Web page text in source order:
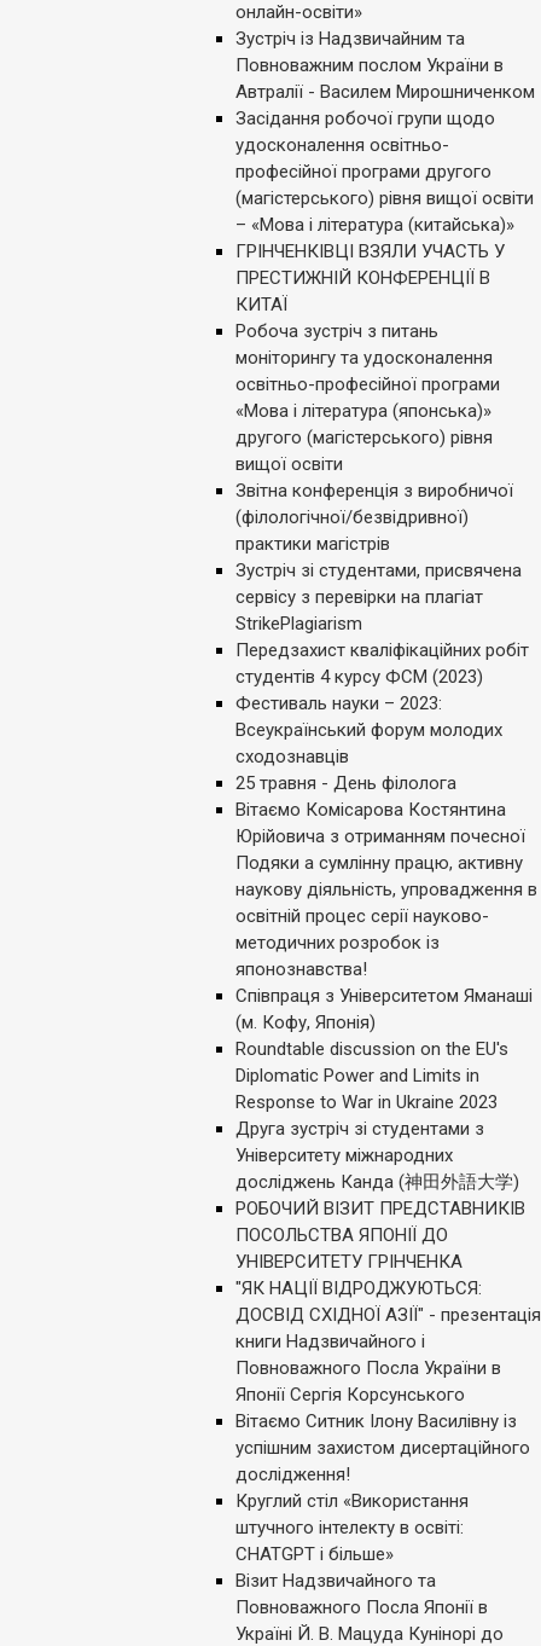
онлайн-освіти»
Зустріч із Надзвичайним та
Повноважним послом України в
Автралії - Василем Мирошниченком
Засідання робочої групи щодо
удосконалення освітньо-
професійної програми другого
(магістерського) рівня вищої освіти
– «Мова і література (китайська)»
ГРІНЧЕНКІВЦІ ВЗЯЛИ УЧАСТЬ У
ПРЕСТИЖНІЙ КОНФЕРЕНЦІЇ В
КИТАЇ
Робоча зустріч з питань
моніторингу та удосконалення
освітньо-професійної програми
«Мова і література (японська)»
другого (магістерського) рівня
вищої освіти
Звітна конференція з виробничої
(філологічної/безвідривної)
практики магістрів
Зустріч зі студентами, присвячена
сервісу з перевірки на плагіат
StrikePlagiarism
Передзахист кваліфікаційних робіт
студентів 4 курсу ФСМ (2023)
Фестиваль науки – 2023:
Всеукраїнський форум молодих
сходознавців
25 травня - День філолога
Вітаємо Комісарова Костянтина
Юрійовича з отриманням почесної
Подяки а сумлінну працю, активну
наукову діяльність, упровадження в
освітній процес серії науково-
методичних розробок із
японознавства!
Співпраця з Університетом Яманаші
(м. Кофу, Японія)
Roundtable discussion on the EU's
Diplomatic Power and Limits in
Response to War in Ukraine 2023
Друга зустріч зі студентами з
Університету міжнародних
досліджень Канда (神田外語大学)
РОБОЧИЙ ВІЗИТ ПРЕДСТАВНИКІВ
ПОСОЛЬСТВА ЯПОНІЇ ДО
УНІВЕРСИТЕТУ ГРІНЧЕНКА
"ЯК НАЦІЇ ВІДРОДЖУЮТЬСЯ:
ДОСВІД СХІДНОЇ АЗІЇ" - презентація
книги Надзвичайного і
Повноважного Посла України в
Японії Сергія Корсунського
Вітаємо Ситник Ілону Василівну із
успішним захистом дисертаційного
дослідження!
Круглий стіл «Використання
штучного інтелекту в освіті:
CHATGPT і більше»
Візит Надзвичайного та
Повноважного Посла Японії в
Україні Й. В. Мацуда Кунінорі до